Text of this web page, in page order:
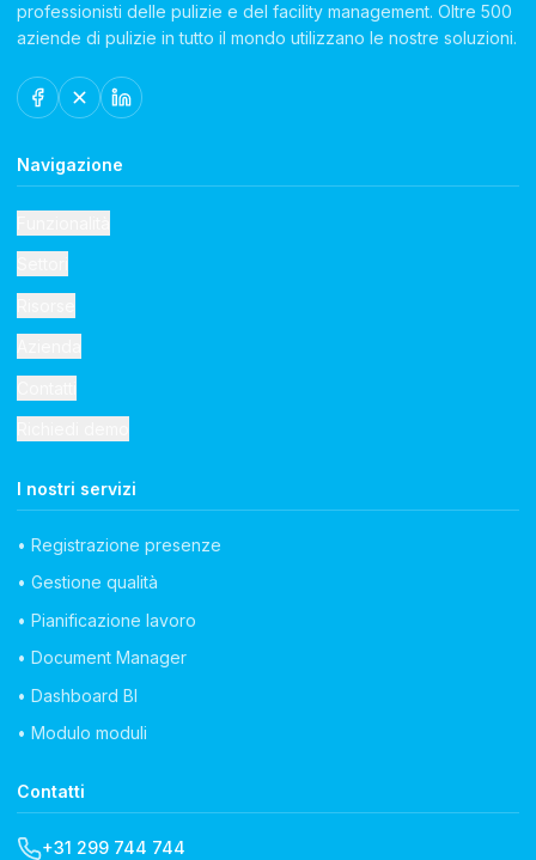
professionisti delle pulizie e del facility management. Oltre 500
aziende di pulizie in tutto il mondo utilizzano le nostre soluzioni.
Navigazione
I nostri servizi
• Registrazione presenze
• Gestione qualità
• Pianificazione lavoro
• Document Manager
• Dashboard BI
• Modulo moduli
Contatti
+31 299 744 744